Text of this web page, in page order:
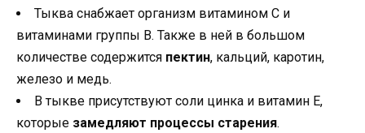
Тыква снабжает организм витамином С и
витаминами группы В. Также в ней в большом
количестве содержится пектин, кальций, каротин,
железо и медь.
В тыкве присутствуют соли цинка и витамин Е,
которые замедляют процессы старения.